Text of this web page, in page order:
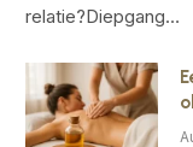
relatie?Diepgang…